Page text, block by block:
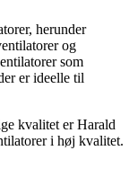
herunder
og
som
er ideelle til
kvalitet er Harald
i høj kvalitet.